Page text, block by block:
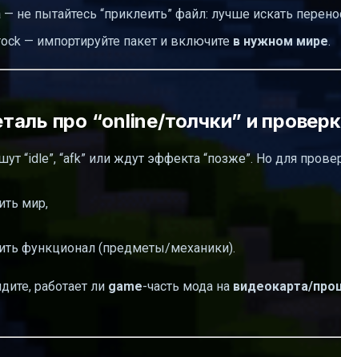
не пытайтесь “приклеить” файл: лучше искать
— импортируйте пакет и включите в нужном мире.
про “online/толчки” и
“idle”, “afk” или ждут эффекта “позже”. Но для
мир,
функционал (предметы/механики).
работает ли game-часть мода на видеокарта/